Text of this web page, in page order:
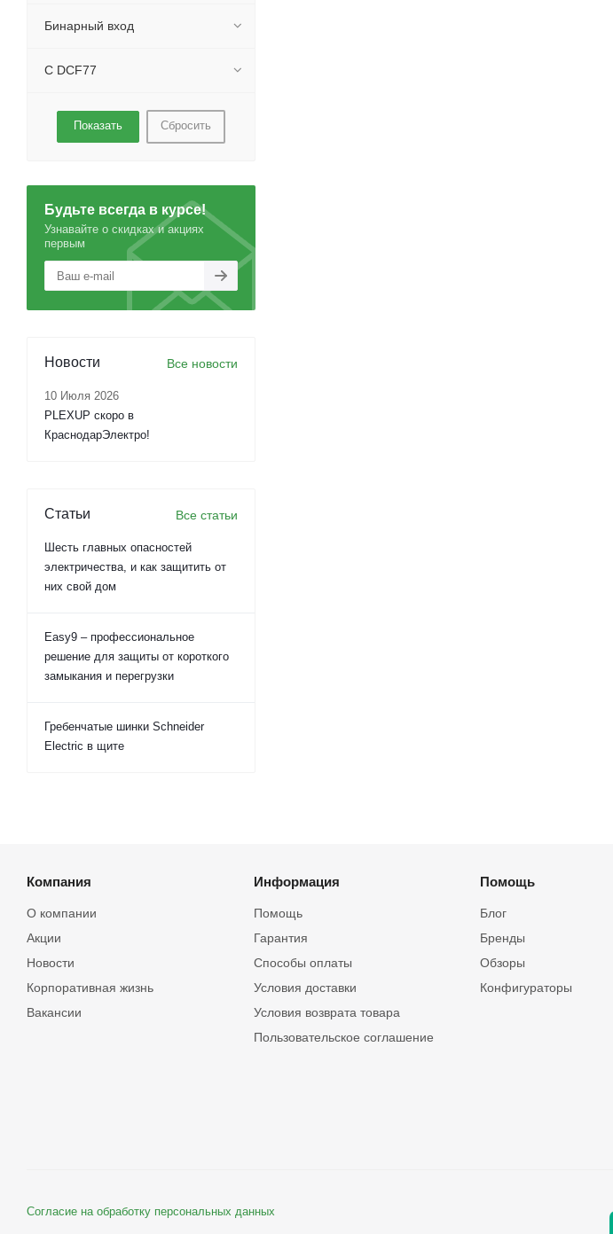
Бинарный вход
С DCF77
Сбросить
Будьте всегда в курсе!
Узнавайте о скидках и акциях
первым
Новости Все новости
10 Июля 2026
PLEXUP скоро в
КраснодарЭлектро!
Статьи Все статьи
Шесть главных опасностей
электричества, и как защитить от
них свой дом
Easy9 – профессиональное
решение для защиты от короткого
замыкания и перегрузки
Гребенчатые шинки Schneider
Electric в щите
Компания
О компании
Акции
Новости
Корпоративная жизнь
Вакансии
Информация
Помощь
Гарантия
Способы оплаты
Условия доставки
Условия возврата товара
Пользовательское соглашение
Помощь
Блог
Бренды
Обзоры
Конфигураторы
Согласие на обработку персональных данных